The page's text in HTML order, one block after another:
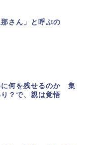
さん」と呼ぶの
に何を残せるのか 集
？で、親は覚悟